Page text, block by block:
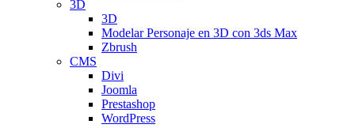
3D
3D
Modelar Personaje en 3D con 3ds Max
Zbrush
CMS
Divi
Joomla
Prestashop
WordPress